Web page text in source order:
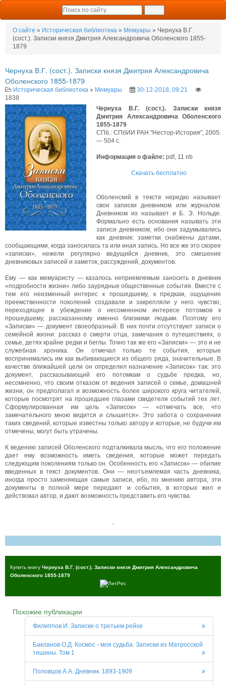
О сайте » Историческая библиотека » Мемуары » Чернуха В.Г.
(сост.). Записки князя Дмитрия Александровича Оболенского 1855-
1879
Чернуха В.Г. (сост.). Записки князя Дмитрия Александровича
Оболенского 1855-1879
Историческая библиотека » Мемуары
30-12-2018, 09:21
1838
Чернуха В.Г. (сост.). Записки князя
Дмитрия Александровича Оболенского
1855-1879
СПб.: СПбИИ РАН "Нестор-История", 2005.
— 504 с.
Информация о файле: pdf, 11 nb
Скачать бесплатно
Оболенский в тексте нередко называет
свои записки дневником или журналом.
Дневником их называет и Б. Э. Нольде.
Формально есть основания называть эти
записи дневником, ибо они задумывались
как дневник: заметки снабжены датами,
сообщающими, когда заносилась та или иная запись. Но все же это скорее
«записки», нежели регулярно ведущийся дневник, это смешение
дневниковых записей и заметок, рассуждений, документов.
Ему — как мемуаристу — казалось неприемлемым заносить в дневник
«подробности жизни» либо заурядные общественные события. Вместе с
тем его неизменный интерес к прошедшему, к предкам, ощущение
преемственности поколений создавали и закрепляли у него чувство,
переходящее в убеждение о несомненном интересе потомков к
прошедшему, рассказанному именно близкими людьми. Поэтому его
«Записки» — документ своеобразный. В них почти отсутствуют записи о
семейной жизни: рассказ о смерти отца, замечания о путешествиях, о
семье, детях крайне редки и беглы. Точно так же его «Записки» — это и не
служебная хроника. Он отмечал только те события, которые
воспринимались им как выбивающиеся из общего ряда, значительные. В
качестве ближайшей цели он определил назначение «Записок» так: это
документ, рассказывающий его потомкам о судьбе предка, но,
несомненно, что своим отказом от ведения записей о семье, домашней
жизни, он предполагал и возможность более широкого круга читателей,
которые посмотрят на прошедшее глазами свидетеля событий тех лет.
Сформулированная им цель «Записок» — «отмечать все, что
замечательного мною видится и слышится». Это забота о сохранении
таких сведений, которые известны только автору и которые, не будучи им
отмечены, могут быть утрачены.
К ведению записей Оболенского подталкивала мысль, что его положение
дает ему возможность иметь сведения, которые может передать
следующим поколениям только он. Особенность его «Записок» — обилие
введенных в текст документов. Они — неотъемлемая часть дневника,
иногда просто заменяющая самые записи, ибо, по мнению автора, эти
документы в полной мере передают и события, в которых жил и
действовал автор, и дают возможность представить его чувства.
,
Купить книгу Чернуха В.Г. (сост.). Записки князя Дмитрия Александровича
Оболенского 1855-1879
Похожие публикации
Филиппов И. Записки о третьем рейхе
Бакланов О.Д. Космос - моя судьба. Записки из Матросской
тишины. Том 1
Половцов А.А. Дневник. 1893-1909